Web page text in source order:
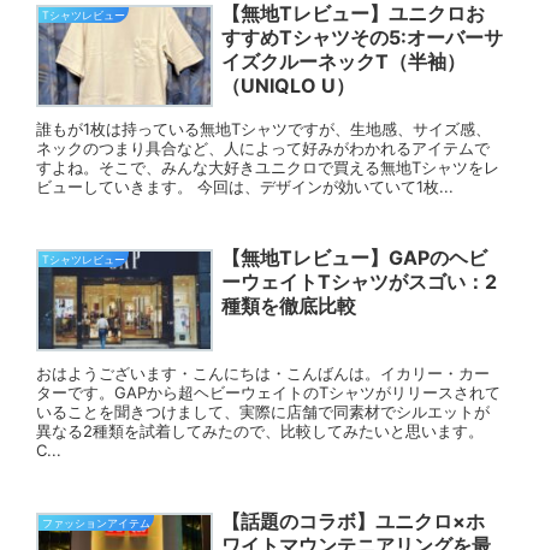
Tシャツレビュー
【無地Tレビュー】ユニクロお
すすめTシャツその5:オーバーサ
イズクルーネックT（半袖）
（UNIQLO U）
誰もが1枚は持っている無地Tシャツですが、生地感、サイズ感、
ネックのつまり具合など、人によって好みがわかれるアイテムで
すよね。そこで、みんな大好きユニクロで買える無地Tシャツをレ
ビューしていきます。 今回は、デザインが効いていて1枚...
Tシャツレビュー
【無地Tレビュー】GAPのヘビ
ーウェイトTシャツがスゴい：2
種類を徹底比較
おはようございます・こんにちは・こんばんは。イカリー・カー
ターです。GAPから超ヘビーウェイトのTシャツがリリースされて
いることを聞きつけまして、実際に店舗で同素材でシルエットが
異なる2種類を試着してみたので、比較してみたいと思います。
C...
ファッションアイテム
【話題のコラボ】ユニクロ×ホ
ワイトマウンテニアリングを最